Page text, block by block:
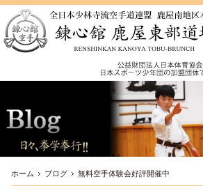
ホーム ブログ 無料空手体験会好評開催中